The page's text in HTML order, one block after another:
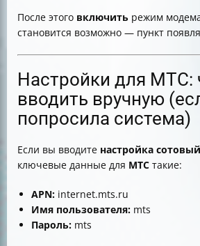
После этого включить режим
становится возможно — пункт
Настройки для МТС:
вводить вручную
попросила система)
Если вы вводите настройка сотовый
ключевые данные для МТС такие:
APN: internet.mts.ru
Имя пользователя: mts
Пароль: mts